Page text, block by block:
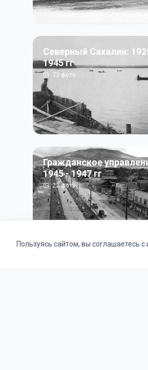
Северный Сахалин:
1945 гг
73 фото
Гражданское
1945 - 1947 гг
22фото
Пользуясь сайтом, вы соглашаетесь